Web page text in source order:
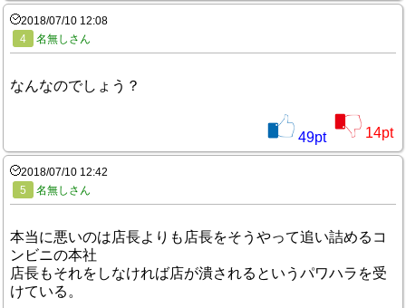
2018/07/10 12:08
4
名無しさん
なんなのでしょう？
49pt 14pt
2018/07/10 12:42
5
名無しさん
本当に悪いのは店長よりも店長をそうやって追い詰めるコ
ンビニの本社
店長もそれをしなければ店が潰されるというパワハラを受
けている。